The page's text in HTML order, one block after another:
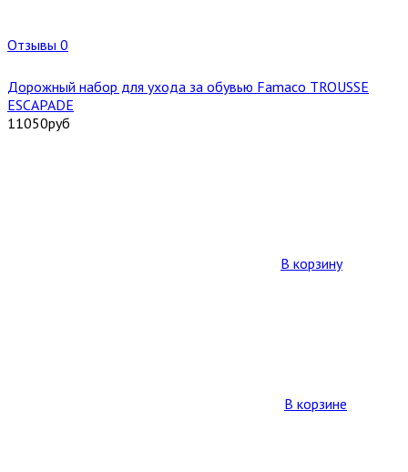
Отзывы 0
Дорожный набор для ухода за обувью Famaco TROUSSE
ESCAPADE
11050руб
В корзину
В корзине